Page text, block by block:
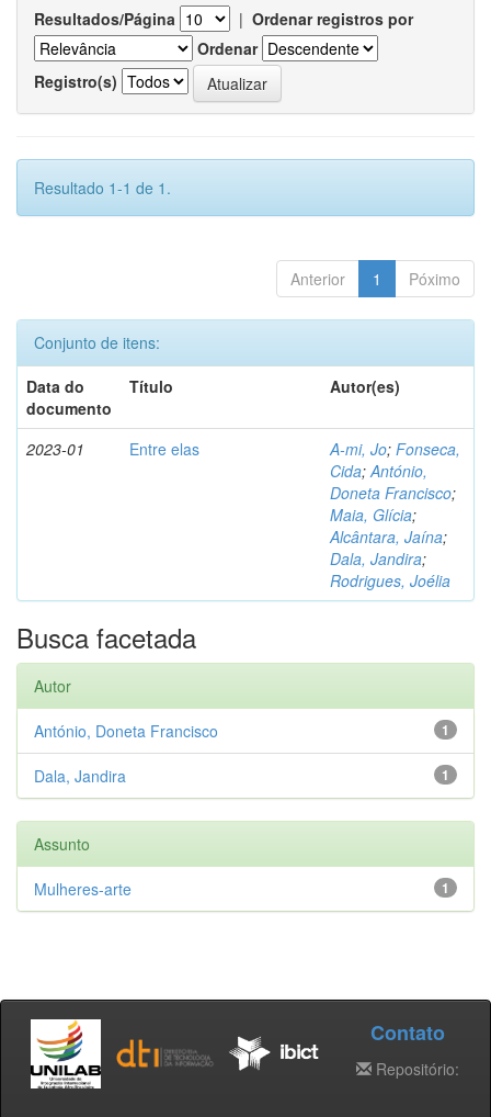
Resultados/Página | Ordenar registros por
Ordenar
Registro(s)
Resultado 1-1 de 1.
Anterior 1 Póximo
Conjunto de itens:
Data do
documento
Título Autor(es)
2023-01 Entre elas A-mi, Jo; Fonseca,
Cida;António,
Doneta Francisco;
Maia, Glícia;
Alcântara, Jaína;
Dala, Jandira;
Rodrigues, Joélia
Busca facetada
Autor
1
António, Doneta Francisco
1
Dala, Jandira
Assunto
1
Mulheres-arte
Contato
Repositório: